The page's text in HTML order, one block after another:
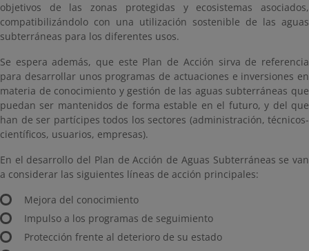
objetivos de las zonas protegidas y ecosistemas asociados,
compatibilizándolo con una utilización sostenible de las aguas
subterráneas para los diferentes usos.
Se espera además, que este Plan de Acción sirva de referencia
para desarrollar unos programas de actuaciones e inversiones en
materia de conocimiento y gestión de las aguas subterráneas que
puedan ser mantenidos de forma estable en el futuro, y del que
han de ser partícipes todos los sectores (administración, técnicos-
científicos, usuarios, empresas).
En el desarrollo del Plan de Acción de Aguas Subterráneas se van
a considerar las siguientes líneas de acción principales:
Mejora del conocimiento
Impulso a los programas de seguimiento
Protección frente al deterioro de su estado